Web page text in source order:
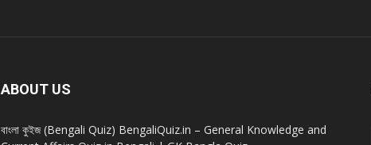
ABOUT US
বাংলা কুইজ (Bengali Quiz) BengaliQuiz.in – General Knowledge and